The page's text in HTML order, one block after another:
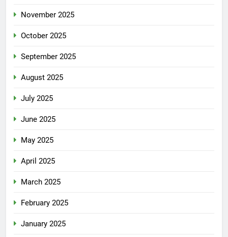
November 2025
October 2025
September 2025
August 2025
July 2025
June 2025
May 2025
April 2025
March 2025
February 2025
January 2025